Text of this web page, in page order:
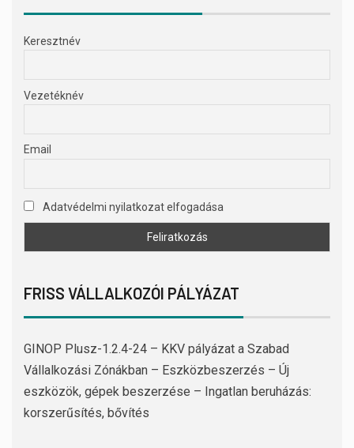
Keresztnév
Vezetéknév
Email
Adatvédelmi nyilatkozat elfogadása
FRISS VÁLLALKOZÓI PÁLYÁZAT
GINOP Plusz-1.2.4-24 – KKV pályázat a Szabad
Vállalkozási Zónákban – Eszközbeszerzés – Új
eszközök, gépek beszerzése – Ingatlan beruházás:
korszerűsítés, bővítés